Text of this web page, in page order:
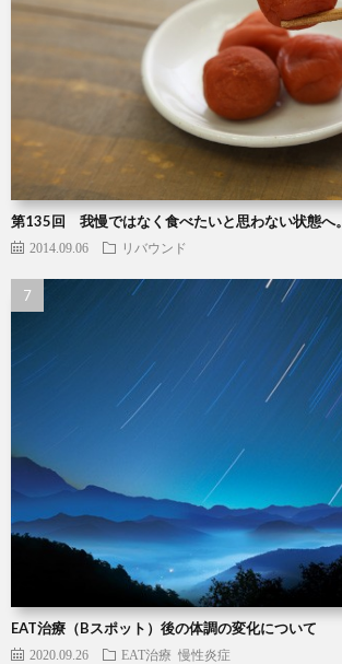
第135回 我慢ではなく食べたいと思わない状態へ。
2014.09.06 リバウンド
EAT治療（Bスポット）後の体調の変化について
2020.09.26 EAT治療 慢性炎症